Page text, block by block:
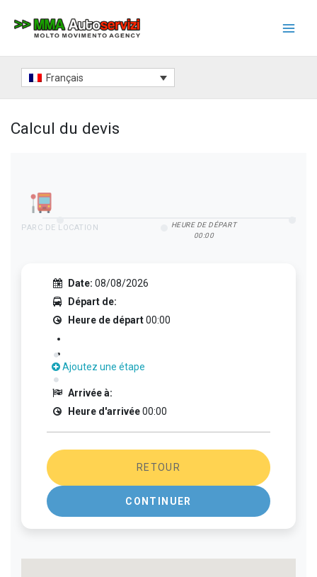
contenu
Français
Calcul du devis
PARC DE LOCATION
HEURE DE DÉPART
00:00
Date: 08/08/2026
Départ de:
Heure de départ00:00
Ajoutez une étape
Arrivée à:
Heure d'arrivée00:00
RETOUR